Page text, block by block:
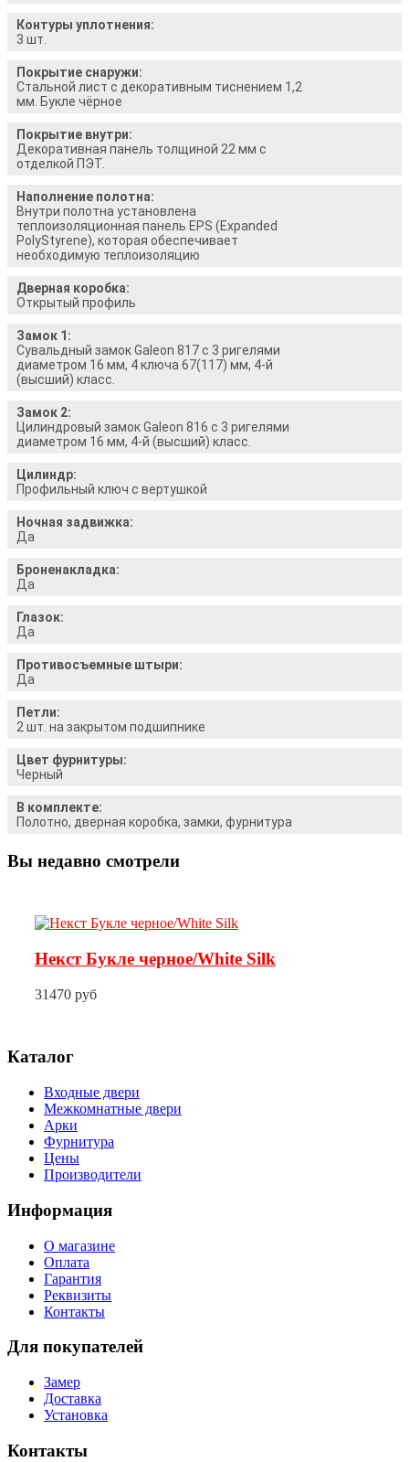
Контуры уплотнения:
3 шт.
Покрытие снаружи:
Стальной лист с декоративным тиснением 1,2
мм. Букле чёрное
Покрытие внутри:
Декоративная панель толщиной 22 мм с
отделкой ПЭТ.
Наполнение полотна:
Внутри полотна установлена
теплоизоляционная панель EPS (Expanded
PolyStyrene), которая обеспечивает
необходимую теплоизоляцию
Дверная коробка:
Открытый профиль
Замок 1:
Сувальдный замок Galeon 817 с 3 ригелями
диаметром 16 мм, 4 ключа 67(117) мм, 4-й
(высший) класс.
Замок 2:
Цилиндровый замок Galeon 816 с 3 ригелями
диаметром 16 мм, 4-й (высший) класс.
Цилиндр:
Профильный ключ с вертушкой
Ночная задвижка:
Да
Броненакладка:
Да
Глазок:
Да
Противосъемные штыри:
Да
Петли:
2 шт. на закрытом подшипнике
Цвет фурнитуры:
Черный
В комплекте:
Полотно, дверная коробка, замки, фурнитура
Вы недавно смотрели
Некст Букле черное/White Silk
31470 руб
Каталог
Входные двери
Межкомнатные двери
Арки
Фурнитура
Цены
Производители
Информация
О магазине
Оплата
Гарантия
Реквизиты
Контакты
Для покупателей
Замер
Доставка
Установка
Контакты